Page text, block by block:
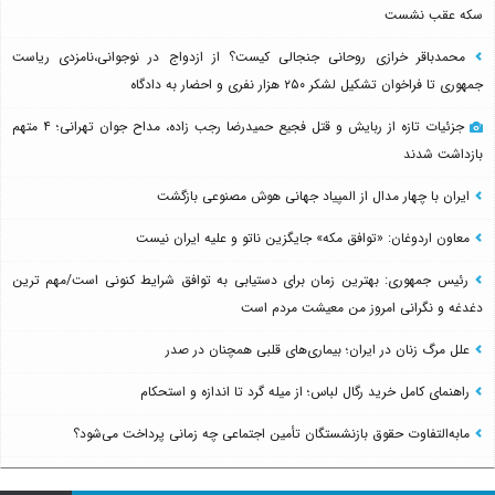
سکه عقب نشست
محمدباقر خرازی روحانی جنجالی کیست؟ از ازدواج در نوجوانی،نامزدی ریاست
جمهوری تا فراخوان تشکیل لشکر ۲۵۰ هزار نفری و احضار به دادگاه
جزئیات تازه از ربایش و قتل فجیع حمیدرضا رجب زاده، مداح جوان تهرانی؛ ۴ متهم
بازداشت شدند
ایران با چهار مدال از المپیاد جهانی هوش مصنوعی بازگشت
معاون اردوغان: «توافق مکه» جایگزین ناتو و علیه ایران نیست
رئیس جمهوری: بهترین زمان برای دستیابی به توافق شرایط کنونی است/مهم ترین
دغدغه و نگرانی امروز من معیشت مردم است
علل مرگ زنان در ایران؛ بیماری‌های قلبی همچنان در صدر
راهنمای کامل خرید رگال لباس؛ از میله گرد تا اندازه و استحکام
مابه‌التفاوت حقوق بازنشستگان تأمین اجتماعی چه زمانی پرداخت می‌شود؟